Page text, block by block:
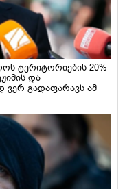
ტერიტორიების 20%-
და
ვერ გადაფარავს ამ